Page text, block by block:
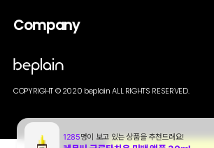
Company
COPYRIGHT © 2020 beplain ALL RIGHTS RESERVED.